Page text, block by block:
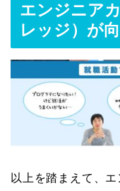
エンジニア
レッジ）が
以上を踏まえて、